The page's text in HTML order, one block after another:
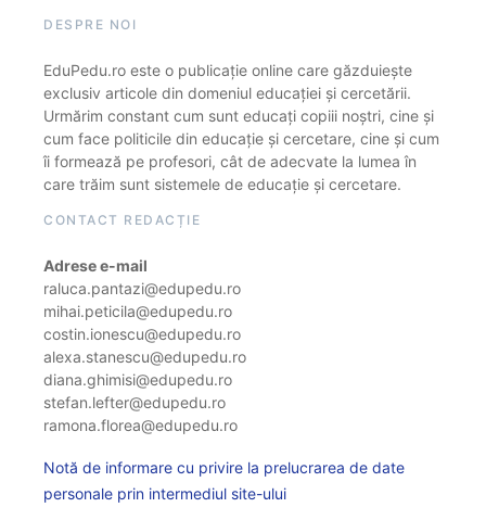
DESPRE NOI
EduPedu.ro este o publicație online care găzduiește
exclusiv articole din domeniul educației și cercetării.
Urmărim constant cum sunt educați copiii noștri, cine și
cum face politicile din educație și cercetare, cine și cum
îi formează pe profesori, cât de adecvate la lumea în
care trăim sunt sistemele de educație și cercetare.
CONTACT REDACȚIE
Adrese e-mail
raluca.pantazi@edupedu.ro
mihai.peticila@edupedu.ro
costin.ionescu@edupedu.ro
alexa.stanescu@edupedu.ro
diana.ghimisi@edupedu.ro
stefan.lefter@edupedu.ro
ramona.florea@edupedu.ro
Notă de informare cu privire la prelucrarea de date
personale prin intermediul site-ului